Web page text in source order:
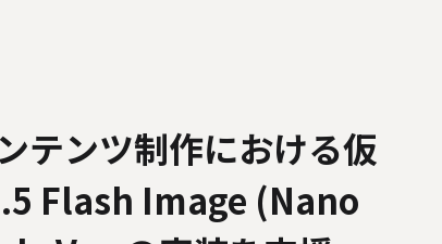
テンツ制作における仮
Flash Image (Nano